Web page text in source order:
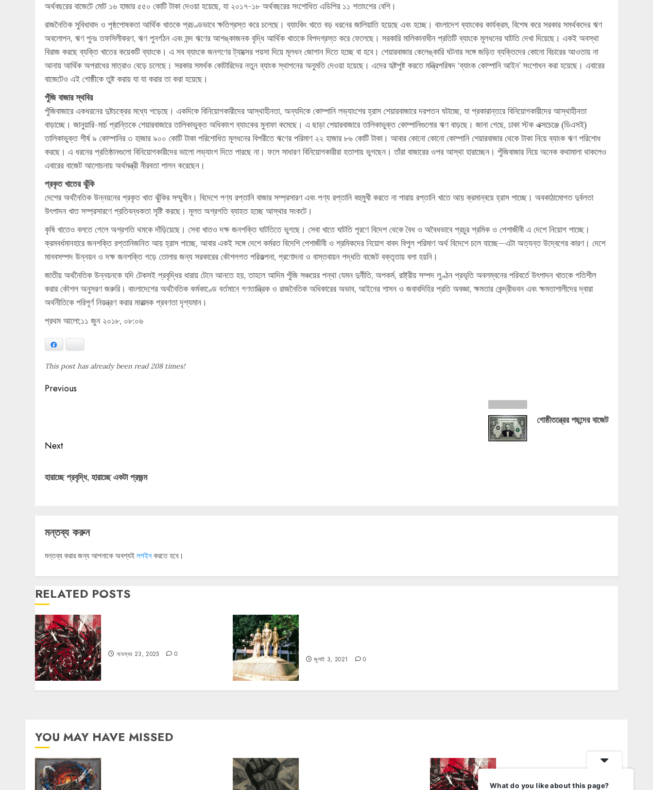
অর্থবছরের বাজেটে মোট ১৬ হাজার ৫৫০ কোটি টাকা দেওয়া হয়েছে, যা ২০১৭-১৮ অর্থবছরের সংশোধিত এডিপির ১১ শতাংশের বেশি।
রাজনৈতিক সুবিধাবাদ ও পৃষ্ঠপোষকতা আর্থিক খাতকে প্রচণ্ডভাবে ক্ষতিগ্রস্ত করে চলেছে। ব্যাংকিং খাতে বড় ধরনের জালিয়াতি হয়েছে এবং হচ্ছে। বাংলাদেশ ব্যাংকের কার্যক্রম, বিশেষ করে সরকার সমর্থকদের ঋণ
অবলোপন, ঋণ পুনঃ তফসিলীকরণ, ঋণ পুনর্গঠন এবং মন্দ ঋণের আশঙ্কাজনক বৃদ্ধি আর্থিক খাতকে বিপদগ্রস্ত করে ফেলেছে। সরকারি মালিকানাধীন প্রতিটি ব্যাংকে মূলধনের ঘাটতি দেখা দিয়েছে। একই অবস্থা
বিরাজ করছে ব্যক্তি খাতের কয়েকটি ব্যাংকে। এ সব ব্যাংকে জনগণের ট্যাক্সের পয়সা দিয়ে মূলধন জোগান দিতে হচ্ছে বা হবে। শেয়ারবাজার কেলেঙ্কারি ঘটনার সঙ্গে জড়িত ব্যক্তিদের কোনো বিচারের আওতায় না
আনায় আর্থিক অপরাধের মাত্রাও বেড়ে চলেছে। সরকার সমর্থক কোটারিদের নতুন ব্যাংক স্থাপনের অনুমতি দেওয়া হয়েছে। এদের হৃষ্টপুষ্ট করতে মন্ত্রিপরিষদ ‘ব্যাংক কোম্পানি আইন’ সংশোধন করা হয়েছে। এবারের
বাজেটেও এই গোষ্ঠীকে তুষ্ট করায় যা যা করার তা করা হয়েছে।
পুঁজি বাজার স্থবির
পুঁজিবাজারে একধরনের দুষ্টচক্রের মধ্যে পড়েছে। একদিকে বিনিয়োগকারীদের আস্থাহীনতা, অন্যদিকে কোম্পানি লভ্যাংশের হ্রাস শেয়ারবাজারে দরপতন ঘটাচ্ছে, যা প্রকারান্তরে বিনিয়োগকারীদের আস্থাহীনতা
বাড়াচ্ছে। জানুয়ারি-মার্চ প্রান্তিকে শেয়ারবাজারে তালিকাভুক্ত অধিকাংশ ব্যাংকের মুনাফা কমেছে। এ ছাড়া শেয়ারবাজারে তালিকাভুক্ত কোম্পানিগুলোর ঋণ বাড়ছে। জানা গেছে, ঢাকা স্টক এক্সচেঞ্জে (ডিএসই)
তালিকাভুক্ত শীর্ষ ৯ কোম্পানির ৩ হাজার ৯০০ কোটি টাকা পরিশোধিত মূলধনের বিপরীতে ঋণের পরিমাণ ২২ হাজার ৮৬ কোটি টাকা। আবার কোনো কোনো কোম্পানি শেয়ারবাজার থেকে টাকা নিয়ে ব্যাংক ঋণ পরিশোধ
করছে। এ ধরনের প্রতিষ্ঠানগুলো বিনিয়োগকারীদের ভালো লভ্যাংশ দিতে পারছে না। ফলে সাধারণ বিনিয়োগকারীরা হতাশায় ভুগছেন। তাঁরা বাজারের ওপর আস্থা হারাচ্ছেন। পুঁজিবাজার নিয়ে অনেক কথামালা থাকলেও
এবারের বাজেট আলোচনায় অর্থমন্ত্রী নীরবতা পালন করেছেন।
প্রকৃত খাতের ঝুঁকি
দেশের অর্থনৈতিক উন্নয়নের প্রকৃত খাত ঝুঁকির সম্মুখীন। বিদেশে পণ্য রপ্তানি বাজার সম্প্রসারণ এবং পণ্য রপ্তানি বহুমুখী করতে না পারায় রপ্তানি খাতে আয় ক্রমান্বয়ে হ্রাস পাচ্ছে। অবকাঠামোগত দুর্বলতা
উৎপাদন খাত সম্প্রসারণে প্রতিবন্ধকতা সৃষ্টি করছে। মূলত অগ্রগতি ব্যাহত হচ্ছে আস্থার সংকটে।
কৃষি খাতেও বলতে গেলে অগ্রগতি থমকে দাঁড়িয়েছে। সেবা খাতও দক্ষ জনশক্তি ঘাটতিতে ভুগছে। সেবা খাতে ঘাটতি পূরণে বিদেশ থেকে বৈধ ও অবৈধভাবে প্রচুর শ্রমিক ও পেশাজীবী এ দেশে নিয়োগ পাচ্ছে।
ক্রমবর্ধমানহারে জনশক্তি রপ্তানিজনিত আয় হ্রাস পাচ্ছে, আবার একই সঙ্গে দেশে কর্মরত বিদেশি পেশাজীবী ও শ্রমিকদের নিয়োগ বাবদ বিপুল পরিমাণ অর্থ বিদেশে চলে যাচ্ছে—এটা অত্যন্ত উদ্বেগের কারণ। দেশে
মানবসম্পদ উন্নয়ন ও দক্ষ জনশক্তি গড়ে তোলার জন্য সরকারের কৌশলগত পরিকল্পনা, প্রণোদনা ও বাস্তবায়ন পদ্ধতি বাজেট বক্তৃতায় বলা হয়নি।
জাতীয় অর্থনৈতিক উন্নয়নকে যদি টেকসই প্রবৃদ্ধির ধারায় টেনে আনতে হয়, তাহলে আদিম পুঁজি সঞ্চয়ের পন্থা যেমন দুর্নীতি, অপকর্ম, রাষ্ট্রীয় সম্পদ লুণ্ঠন প্রভৃতি অবলম্বনের পরিবর্তে উৎপাদন খাতকে গতিশীল
করার কৌশল অনুসরণ জরুরি। বাংলাদেশের অর্থনৈতিক কর্মকাণ্ডে বর্তমানে গণতান্ত্রিক ও রাজনৈতিক অধিকারের অভাব, আইনের শাসন ও জবাবদিহির প্রতি অবজ্ঞা, ক্ষমতার কেন্দ্রীভবন এবং ক্ষমতাশালীদের দ্বারা
অর্থনীতিকে পরিপূর্ণ নিয়ন্ত্রণ করার মারাত্মক প্রবণতা দৃশ্যমান।
প্রথম আলো;১১ জুন ২০১৮, ০৮:০৬
This post has already been read 208 times!
Post
Previous
গোষ্ঠীতন্ত্রের পছন্দের বাজেট
Next
post:
হারাচ্ছে প্রবৃদ্ধি, হারাচ্ছে একটা প্রজন্ম
মন্তব্য করুন
মন্তব্য করার জন্য আপনাকে অবশ্যই লগইনকরতে হবে।
RELATED POSTS
নভেম্বর 23, 2025 0
জুলাই 3, 2021 0
YOU MAY HAVE MISSED
ফ্যাসিবাদের উপমা নিয়ে বিপত্তি
What do you like about this page?